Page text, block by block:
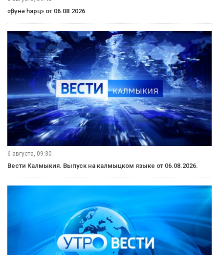
«Өрүнә һарц» от 06.08.2026.
6 августа, 09:30
Вести Калмыкия. Выпуск на калмыцком языке от 06.08.2026.